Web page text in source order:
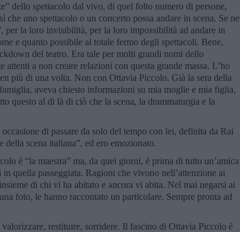
dello spettacolo dal vivo, di quel folto numero di persone,
che uno spettacolo o un concerto possa andare in scena. Se ne
per la loro invisibilità, per la loro impossibilità ad andare in
e quanto possibile al totale fermo degli spettacoli. Bene,
del teatro. Era tale per molti grandi nomi dello
attenti a non creare relazioni con questa grande massa. L’ho
più di una volta. Non con Ottavia Piccolo. Già la sera della
aveva chiesto informazioni su mia moglie e mia figlia,
questo al di là di ciò che la scena, la drammaturgia e la
di passare da solo del tempo con lei, definita da Rai
della scena italiana”, ed ero emozionato.
è “la maestra” ma, da quei giorni, è prima di tutto un’amica
quella passeggiata. Ragioni che vivono nell’attenzione ai
di chi vi ha abitato e ancora vi abita. Nel mai negarsi ai
foto, le hanno raccontato un particolare. Sempre pronta ad
restituire, sorridere. Il fascino di Ottavia Piccolo è